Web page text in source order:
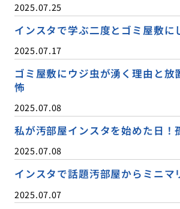
2025.07.25
インスタで学ぶ二度とゴミ屋敷に
2025.07.17
ゴミ屋敷にウジ虫が湧く理由と放
怖
2025.07.08
私が汚部屋インスタを始めた日！
2025.07.08
インスタで話題汚部屋からミニマ
2025.07.07